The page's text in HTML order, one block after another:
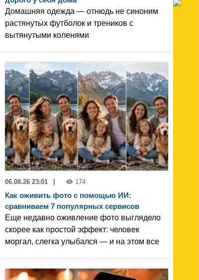
Домашняя одежда — отнюдь не синоним
растянутых футболок и треников с
вытянутыми коленями
06.08.26 23:01 174
Как оживить фото с помощью ИИ:
сравниваем 7 популярных сервисов
Еще недавно оживление фото выглядело
скорее как простой эффект: человек
моргал, слегка улыбался — и на этом все